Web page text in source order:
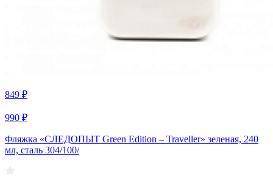
849 ₽
990 ₽
Фляжка «СЛЕДОПЫТ Green Edition – Traveller» зеленая, 240
мл, сталь 304/100/